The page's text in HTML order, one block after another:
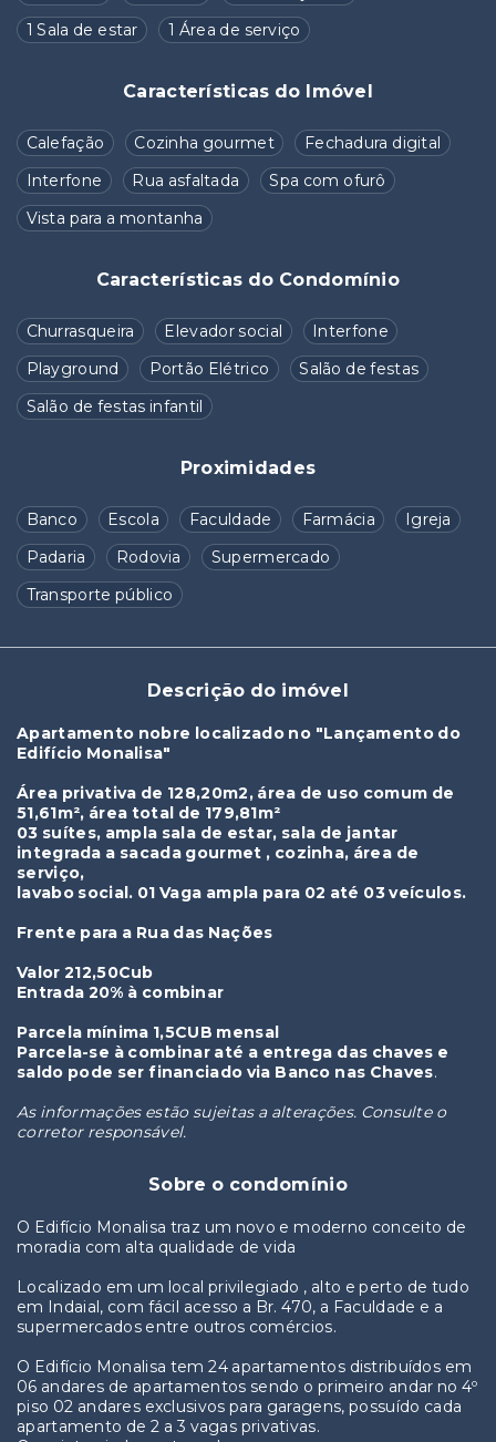
1 Sala de estar
1 Área de serviço
Características do Imóvel
Calefação Cozinha gourmet
Fechadura digital
Interfone
Rua asfaltada
Spa com ofurô
Vista para a montanha
Características do Condomínio
Churrasqueira Elevador social
Interfone
Playground
Portão Elétrico
Salão de festas
Salão de festas infantil
Proximidades
Banco Escola Faculdade Farmácia
Igreja
Padaria
Rodovia
Supermercado
Transporte público
Descrição do imóvel
Apartamento nobre localizado no "Lançamento do
Edifício Monalisa"
Área privativa de 128,20m2, área de uso comum de
51,61m², área total de 179,81m²
03 suítes, ampla sala de estar, sala de jantar
integrada a sacada gourmet , cozinha, área de
serviço,
lavabo social. 01 Vaga ampla para 02 até 03 veículos.
Frente para a Rua das Nações
Valor 212,50Cub
Entrada 20% à combinar
Parcela mínima 1,5CUB mensal
Parcela-se à combinar até a entrega das chaves e
saldo pode ser financiado via Banco nas Chaves.
As informações estão sujeitas a alterações. Consulte o
corretor responsável.
Sobre o condomínio
O Edifício Monalisa traz um novo e moderno conceito de
moradia com alta qualidade de vida
Localizado em um local privilegiado , alto e perto de tudo
em Indaial, com fácil acesso a Br. 470, a Faculdade e a
supermercados entre outros comércios.
O Edifício Monalisa tem 24 apartamentos distribuídos em
06 andares de apartamentos sendo o primeiro andar no 4º
piso 02 andares exclusivos para garagens, possuído cada
apartamento de 2 a 3 vagas privativas.